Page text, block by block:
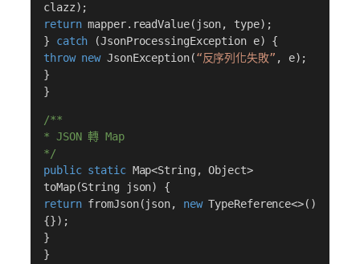
clazz);
returnmapper.readValue(json, type);
} catch (JsonProcessingException e) {
throw newJsonException(“反序列化失敗” , e);
}
}
/**
* JSON 轉 Map
*/
public staticMap<String, Object>
toMap(String json) {
returnfromJson(json, newTypeReference<>()
{});
}
}